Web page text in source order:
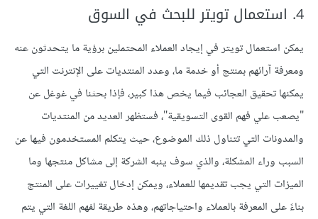
4. استعمال تويتر للبحث في السوق
يمكن استعمال تويتر في إيجاد العملاء المحتملين برؤية ما يتحدثون عنه
ومعرفة آرائهم بمنتج أو خدمة ما، وعدد المنتديات على الإنترنت التي
يمكنها تحقيق العجائب فيما يخص هذا كبير، فإذا بحثنا في غوغل عن
"يصعب علي فهم القوى التسويقية"، فستظهر العديد من المنتديات
والمدونات التي تتناول ذلك الموضوع، حيث يتكلم المستخدمون فيها عن
السبب وراء المشكلة، والذي سوف ينبه الشركة إلى مشاكل منتجها وما
الميزات التي يجب تقديمها للعملاء، ويمكن إدخال تغييرات على المنتج
بناءً على المعرفة بالعملاء واحتياجاتهم، وهذه طريقة لفهم اللغة التي يتم